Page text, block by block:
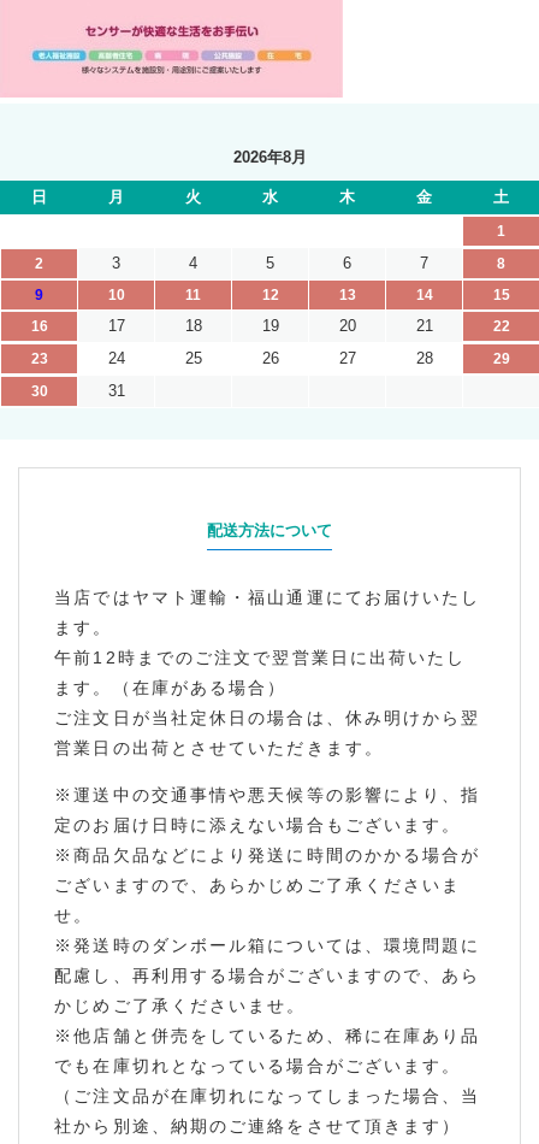
2026年8月
日 月 火 水 木 金 土
1
2
3 4 5 6 7
8
9
10 11 12 13 14
15
16
17 18 19 20 21
22
23
24 25 26 27 28
29
30
31
配送方法について
当店ではヤマト運輸・福山通運にてお届けいたし
ます。
午前12時までのご注文で翌営業日に出荷いたし
ます。（在庫がある場合）
ご注文日が当社定休日の場合は、休み明けから翌
営業日の出荷とさせていただきます。
※運送中の交通事情や悪天候等の影響により、指
定のお届け日時に添えない場合もございます。
※商品欠品などにより発送に時間のかかる場合が
ございますので、あらかじめご了承くださいま
せ。
※発送時のダンボール箱については、環境問題に
配慮し、再利用する場合がございますので、あら
かじめご了承くださいませ。
※他店舗と併売をしているため、稀に在庫あり品
でも在庫切れとなっている場合がございます。
（ご注文品が在庫切れになってしまった場合、当
社から別途、納期のご連絡をさせて頂きます）